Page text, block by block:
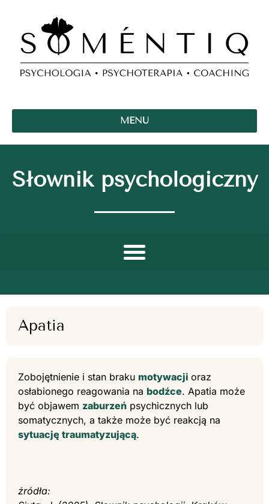
MENU
Słownik psychologiczny
Apatia
Zobojętnienie i stan braku motywacji oraz
osłabionego reagowania na bodźce. Apatia może
być objawem zaburzeń psychicznych lub
somatycznych, a także może być reakcją na
sytuację traumatyzującą.
źródła: